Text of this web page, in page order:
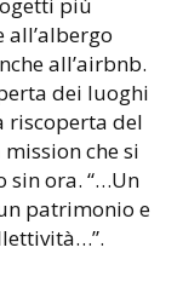
più
all’airbnb.
dei luoghi
riscoperta del
che si
sin ora. “…Un
patrimonio e